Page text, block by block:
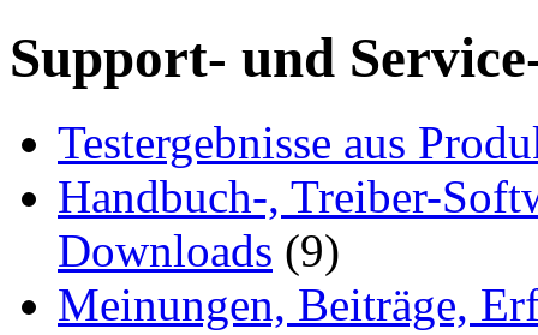
Support- und
Testergebnisse aus
Handbuch-, Treiber-
Downloads (9)
Meinungen, Beiträge,